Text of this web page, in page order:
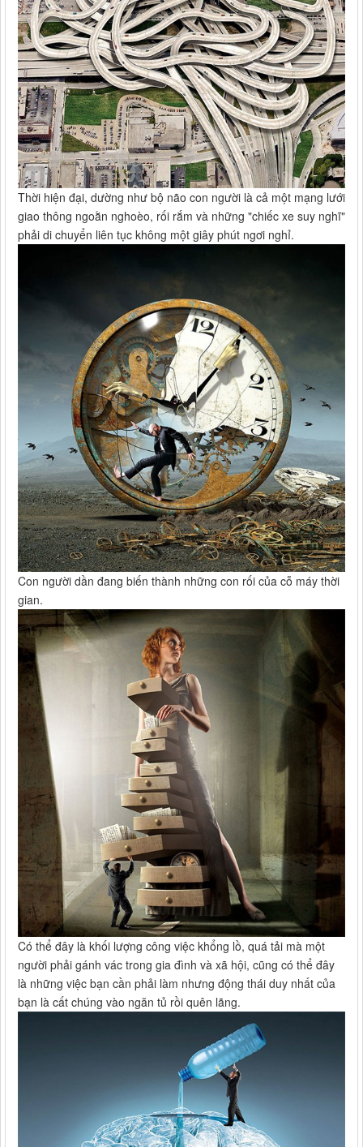
Thời hiện đại, dường như bộ não con người là cả một mạng lưới
giao thông ngoằn nghoèo, rối rắm và những "chiếc xe suy nghĩ"
phải di chuyển liên tục không một giây phút ngơi nghỉ.
Con người dần đang biến thành những con rối của cỗ máy thời
gian.
Có thể đây là khối lượng công việc khổng lồ, quá tải mà một
người phải gánh vác trong gia đình và xã hội, cũng có thể đây
là những việc bạn cần phải làm nhưng động thái duy nhất của
bạn là cất chúng vào ngăn tủ rồi quên lãng.